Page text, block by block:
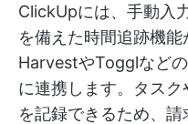
ClickUpには、手動入
を備えた時間追跡機能
HarvestやTogglなど
に連携します。タス
を記録できるため、